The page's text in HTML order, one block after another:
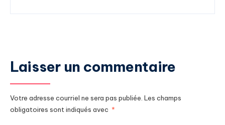
Laisser un commentaire
Votre adresse courriel ne sera pas publiée. Les champs
obligatoires sont indiqués avec *